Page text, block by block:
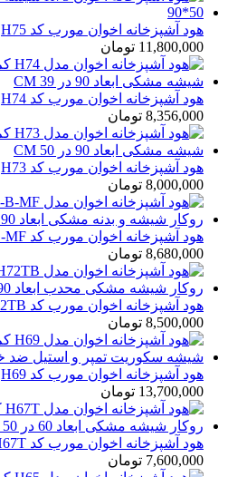
هود آشپزخانه اخوان مورب کد H75
11,800,000 تومان
هود آشپزخانه اخوان مورب کد H74
8,356,000 تومان
هود آشپزخانه اخوان مورب کد H73
8,000,000 تومان
هود آشپزخانه اخوان مورب کد H72B-MF
8,680,000 تومان
هود آشپزخانه اخوان مورب کد H72TB
8,500,000 تومان
هود آشپزخانه اخوان مورب کد H69
13,700,000 تومان
هود آشپزخانه اخوان مورب کد H67T
7,600,000 تومان